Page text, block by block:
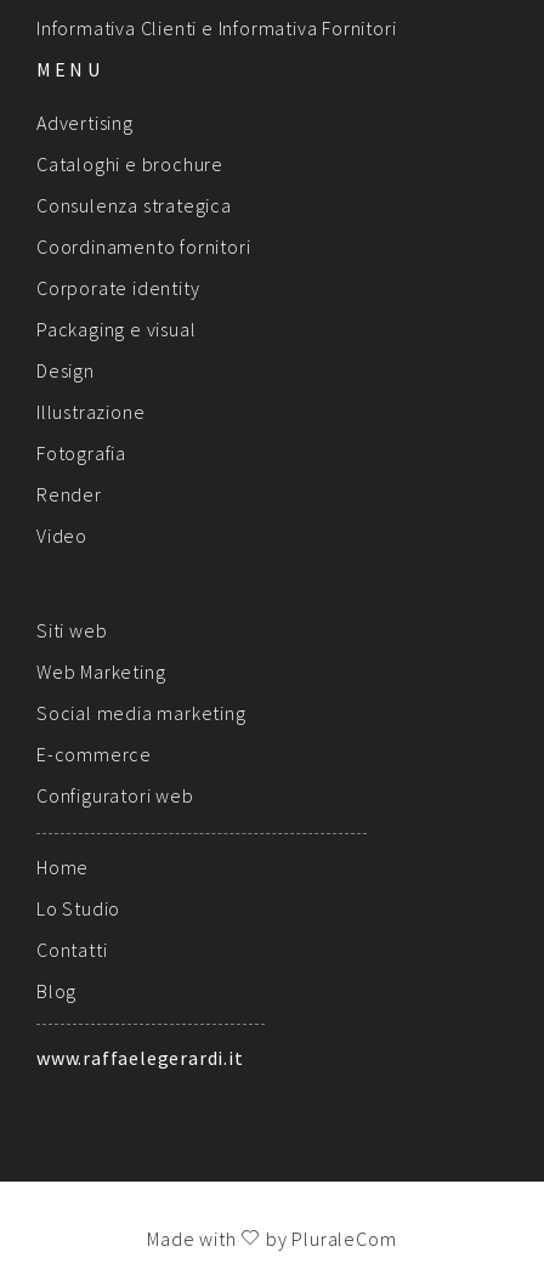
Informativa Clienti e Informativa Fornitori
MENU
Advertising
Cataloghi e brochure
Consulenza strategica
Coordinamento fornitori
Corporate identity
Packaging e visual
Design
Illustrazione
Fotografia
Render
Video
Siti web
Web Marketing
Social media marketing
E-commerce
Configuratori web
Home
Lo Studio
Contatti
Blog
www.raffaelegerardi.it
Made with by PluraleCom